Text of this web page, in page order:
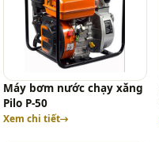
Máy bơm nước chạy xăng
Pilo P-50
Xem chi tiết